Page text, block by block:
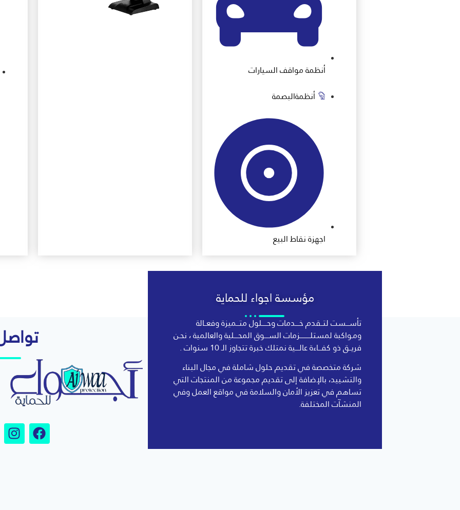
أنظمة مواقف السيارات
أنظمةالبصمة
اجهزة نقاط البيع
مؤسسة اجواء للحماية
تأســـست لتــقدم خــــدمات وحـــــلول متـــميزة وفعــالة
ومـواكبة لمستلــــــــــزمات الســــوق المحــــلية والعالمية ، نحـن
فريــق ذو كفـــاءة عالــــية نمتلك خبرة تتجاوز الـ 10 سنوات .
شركة متخصصة في تقديم حلول شاملة في مجال البناء
والتشييد، بالإضافة إلى تقديم مجموعة من المنتجات التي
تساهم في تعزيز الأمان والسلامة في مواقع العمل وفي
المنشآت المختلفة.